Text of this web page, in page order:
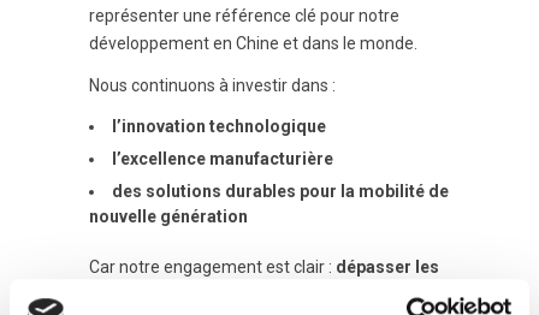
représenter une référence clé pour notre
développement en Chine et dans le monde.
Nous continuons à investir dans :
l’innovation technologique
l’excellence manufacturière
des solutions durables pour la mobilité de
nouvelle génération
Car notre engagement est clair : dépasser les